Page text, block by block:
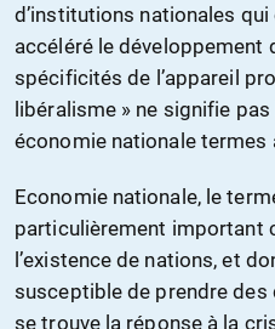
d’institutions nationales
accéléré le développement
spécificités de l’appareil
libéralisme » ne signifie pas
économie nationale termes
Economie nationale, le
particulièrement important
l’existence de nations, et
susceptible de prendre des
se trouve la réponse à la